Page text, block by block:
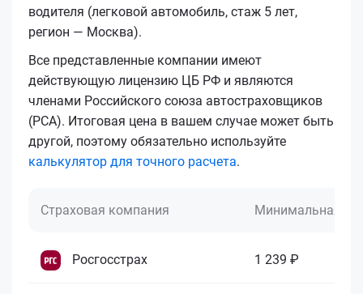
водителя (легковой автомобиль, стаж 5 лет,
регион — Москва).
Все представленные компании имеют
действующую лицензию ЦБ РФ и являются
членами Российского союза автостраховщиков
(РСА). Итоговая цена в вашем случае может быть
другой, поэтому обязательно используйте
калькулятор для точного расчета.
Страховая компания Минимальная
Росгосстрах 1 239 ₽